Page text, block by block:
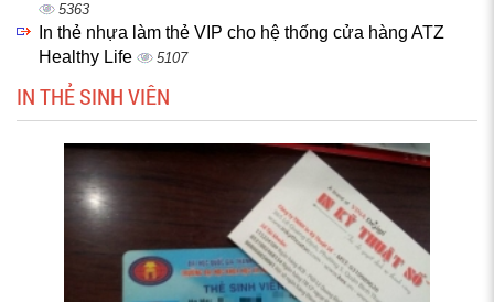
5363
In thẻ nhựa làm thẻ VIP cho hệ thống cửa hàng ATZ
Healthy Life
5107
IN THẺ SINH VIÊN